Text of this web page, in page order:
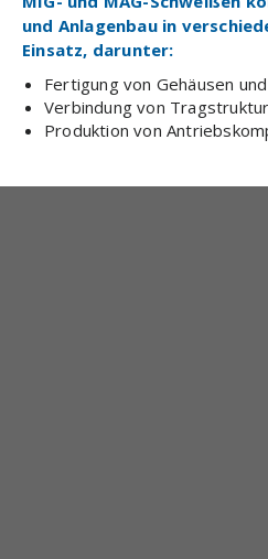
und Anlagenbau in
Einsatz, darunter:
Fertigung von Gehäusen
Verbindung von
Produktion von